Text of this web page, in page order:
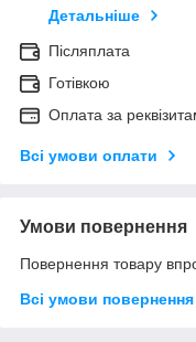
Детальніше
Післяплата
Готівкою
Оплата за
Всі умови оплати
Умови повернення
Повернення товару
Всі умови повернення